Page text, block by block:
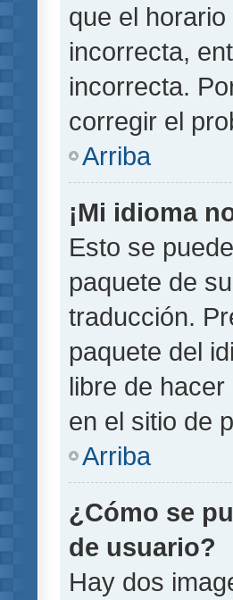
que el
incorrecta,
incorrecta.
corregir el
Arriba
¡Mi idioma
Esto se
paquete de
traducción.
paquete del
libre de
en el sitio de
Arriba
¿Cómo se
de usuario?
Hay dos